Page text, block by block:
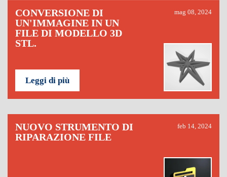
CONVERSIONE DI
UN'IMMAGINE IN UN
FILE DI MODELLO 3D
STL.
mag 08, 2024
Leggi di più
NUOVO STRUMENTO DI
RIPARAZIONE FILE
feb 14, 2024